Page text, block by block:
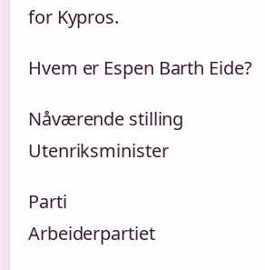
for Kypros.
Hvem er Espen Barth Eide?
Nåværende stilling
Utenriksminister
Parti
Arbeiderpartiet